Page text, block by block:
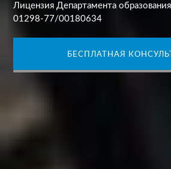
Лицензия Департамента
01298-77/00180634
БЕСПЛАТНАЯ